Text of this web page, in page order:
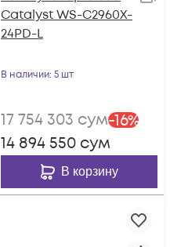
Catalyst WS-C2960X-
24PD-L
В наличии: 5 шт
17 754 303 сум-16%
14 894 550 сум
В корзину